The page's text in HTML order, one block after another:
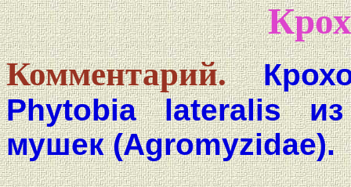
Комментарий.
Phytobia lateralis
мушек (Agromyzidae).